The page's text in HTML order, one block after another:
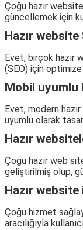
Çoğu hazır
güncellemek için
Hazır
Evet, birçok hazır
(SEO) için
Mobil uyumlu
Evet, modern
uyumlu olarak
Hazır
Çoğu hazır web
geliştirilmiş olup,
Hazır
Çoğu hizmet
aracılığıyla